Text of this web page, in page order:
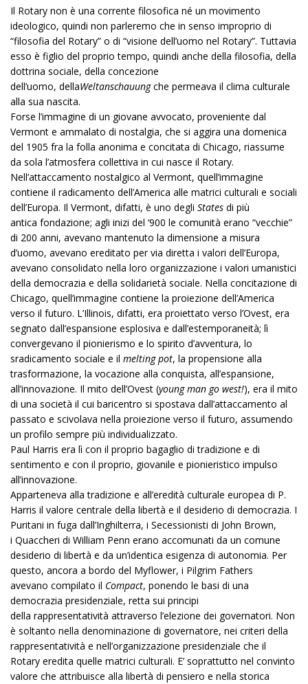
Il Rotary non è una corrente filosofica né un movimento
ideologico, quindi non parleremo che in senso improprio di
“filosofia del Rotary” o di “visione dell’uomo nel Rotary”. Tuttavia
esso è figlio del proprio tempo, quindi anche della filosofia, della
dottrina sociale, della concezione
dell’uomo, dellaWeltanschauungche permeava il clima culturale
alla sua nascita.
Forse l’immagine di un giovane avvocato, proveniente dal
Vermont e ammalato di nostalgia, che si aggira una domenica
del 1905 fra la folla anonima e concitata di Chicago, riassume
da sola l’atmosfera collettiva in cui nasce il Rotary.
Nell’attaccamento nostalgico al Vermont, quell’immagine
contiene il radicamento dell’America alle matrici culturali e sociali
dell’Europa. Il Vermont, difatti, è uno degli States di più
antica fondazione; agli inizi del ‘900 le comunità erano “vecchie”
di 200 anni, avevano mantenuto la dimensione a misura
d’uomo, avevano ereditato per via diretta i valori dell’Europa,
avevano consolidato nella loro organizzazione i valori umanistici
della democrazia e della solidarietà sociale. Nella concitazione di
Chicago, quell’immagine contiene la proiezione dell’America
verso il futuro. L’Illinois, difatti, era proiettato verso l’Ovest, era
segnato dall’espansione esplosiva e dall’estemporaneità; lì
convergevano il pionierismo e lo spirito d’avventura, lo
sradicamento sociale e il melting pot, la propensione alla
trasformazione, la vocazione alla conquista, all’espansione,
all’innovazione. Il mito dell’Ovest (young man go west!), era il mito
di una società il cui baricentro si spostava dall’attaccamento al
passato e scivolava nella proiezione verso il futuro, assumendo
un profilo sempre più individualizzato.
Paul Harris era lì con il proprio bagaglio di tradizione e di
sentimento e con il proprio, giovanile e pionieristico impulso
all’innovazione.
Apparteneva alla tradizione e all’eredità culturale europea di P.
Harris il valore centrale della libertà e il desiderio di democrazia. I
Puritani in fuga dall’Inghilterra, i Secessionisti di John Brown,
i Quaccheri di William Penn erano accomunati da un comune
desiderio di libertà e da un’identica esigenza di autonomia. Per
questo, ancora a bordo del Myflower, i Pilgrim Fathers
avevano compilato il Compact, ponendo le basi di una
democrazia presidenziale, retta sui principi
della rappresentatività attraverso l’elezione dei governatori. Non
è soltanto nella denominazione di governatore, nei criteri della
rappresentatività e nell’organizzazione presidenziale che il
Rotary eredita quelle matrici culturali. E’ soprattutto nel convinto
valore che attribuisce alla libertà di pensiero e nella storica